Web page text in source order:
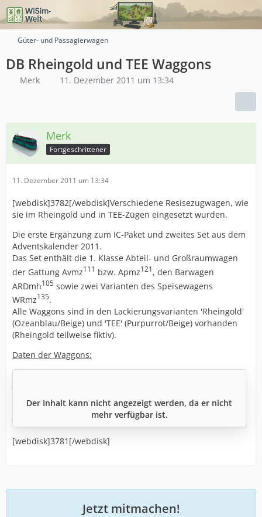
Güter- und Passagierwagen
DB Rheingold und TEE Waggons
Merk 11. Dezember 2011 um 13:34
Merk
Fortgeschrittener
11. Dezember 2011 um 13:34
[webdisk]3782[/webdisk]Verschiedene Resisezugwagen, wie
sie im Rheingold und in TEE-Zügen eingesetzt wurden.
Die erste Ergänzung zum IC-Paket und zweites Set aus dem
Adventskalender 2011.
Das Set enthält die 1. Klasse Abteil- und Großraumwagen
der Gattung Avmz111 bzw. Apmz121 , den Barwagen
ARDmh105 sowie zwei Varianten des Speisewagens
WRmz135.
Alle Waggons sind in den Lackierungsvarianten 'Rheingold'
(Ozeanblau/Beige) und 'TEE' (Purpurrot/Beige) vorhanden
(Rheingold teilweise fiktiv).
Daten der Waggons:
Der Inhalt kann nicht angezeigt werden, da er nicht
mehr verfügbar ist.
[webdisk]3781[/webdisk]
Jetzt mitmachen!